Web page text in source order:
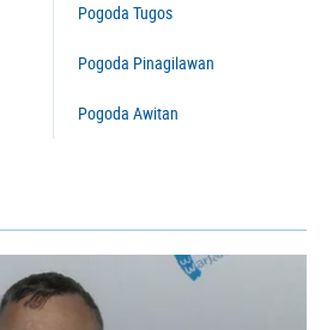
Pogoda Tugos
Pogoda Pinagilawan
Pogoda Awitan